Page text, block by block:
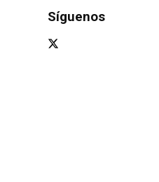
Síguenos